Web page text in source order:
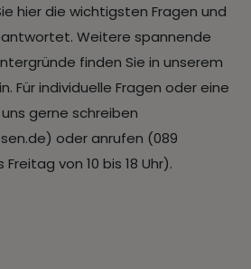
hier die wichtigsten Fragen und
Weitere spannende
finden Sie in unserem
Für individuelle Fragen oder eine
gerne schreiben
oder anrufen (089
von 10 bis 18 Uhr).